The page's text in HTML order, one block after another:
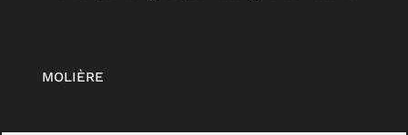
MOLIÈRE